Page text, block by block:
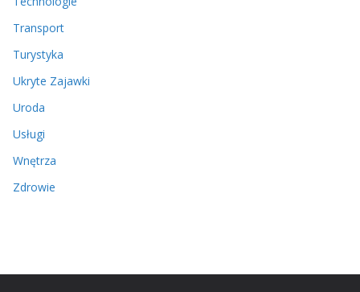
Transport
Turystyka
Ukryte Zajawki
Uroda
Usługi
Wnętrza
Zdrowie